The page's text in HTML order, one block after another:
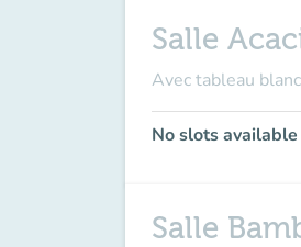
Salle
Avec tableau
No slots
Salle